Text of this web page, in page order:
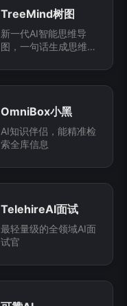
TreeMind树图
新一代AI智能思维导
图，一句话生成思维导
OmniBox小黑
AI知识伴侣，能精准检
索全库信息
TelehireAI面试
最轻量级的全领域AI面
试官